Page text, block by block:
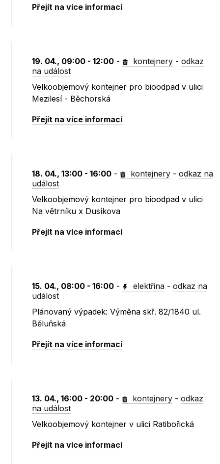
Přejít na více informací
19. 04., 09:00 - 12:00 - kontejnery -odkaz
na událost
Velkoobjemový kontejner pro bioodpad v ulici
Mezilesí - Běchorská
Přejít na více informací
18. 04., 13:00 - 16:00 - kontejnery -odkaz na
událost
Velkoobjemový kontejner pro bioodpad v ulici
Na větrníku x Dusíkova
Přejít na více informací
15. 04., 08:00 - 16:00 - elektřina -odkaz na
událost
Plánovaný výpadek: Výměna skř. 82/1840 ul.
Běluňská
Přejít na více informací
13. 04., 16:00 - 20:00 - kontejnery -odkaz
na událost
Velkoobjemový kontejner v ulici Ratibořická
Přejít na více informací